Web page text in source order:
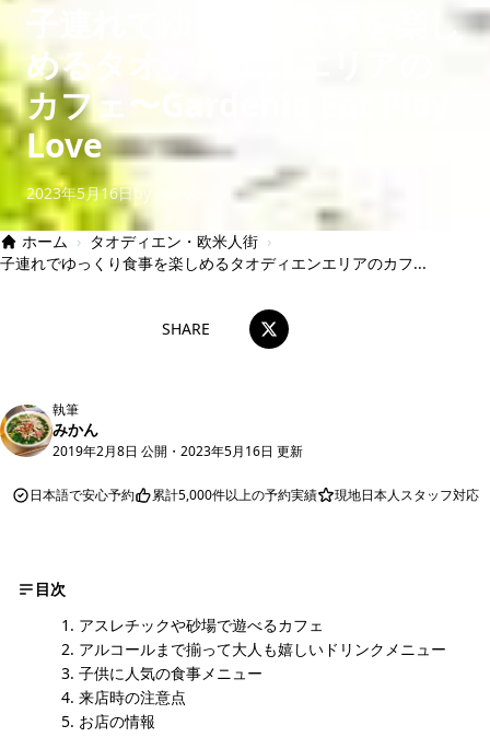
子連れでゆっくり食事を楽し
めるタオディエンエリアの
カフェ〜Gardenia Eat Play
Love
2023年5月16日by みかん
ホーム › タオディエン・欧米人街 ›
子連れでゆっくり食事を楽しめるタオディエンエリアのカフ...
SHARE
執筆
みかん
2019年2月8日 公開 ・ 2023年5月16日 更新
日本語で安心予約 累計5,000件以上の予約実績 現地日本人スタッフ対応
目次
アスレチックや砂場で遊べるカフェ
アルコールまで揃って大人も嬉しいドリンクメニュー
子供に人気の食事メニュー
来店時の注意点
お店の情報